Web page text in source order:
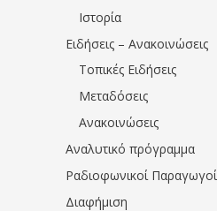
Ιστορία
Ειδήσεις – Ανακοινώσεις
Τοπικές Ειδήσεις
Μεταδόσεις
Ανακοινώσεις
Αναλυτικό πρόγραμμα
Ραδιοφωνικοί Παραγωγοί
Διαφήμιση